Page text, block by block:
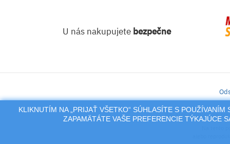
KLIKNUTÍM NA „PRIJAŤ VŠETKO“ SÚHLASÍTE S
ZAPAMÄTÁTE VAŠE PREFERENCIE TÝKAJÚCE
U nás nakupujete bezpečne
iLekáreň – Zásielkový
alebo